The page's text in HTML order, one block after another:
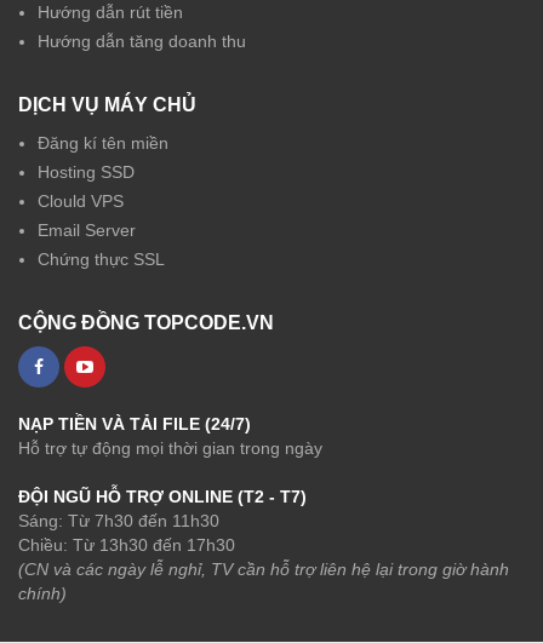
Hướng dẫn rút tiền
Hướng dẫn tăng doanh thu
DỊCH VỤ MÁY CHỦ
Đăng kí tên miền
Hosting SSD
Clould VPS
Email Server
Chứng thực SSL
CỘNG ĐỒNG TOPCODE.VN
NẠP TIỀN VÀ TẢI FILE (24/7)
Hỗ trợ tự động mọi thời gian trong ngày
ĐỘI NGŨ HỖ TRỢ ONLINE (T2 - T7)
Sáng: Từ 7h30 đến 11h30
Chiều: Từ 13h30 đến 17h30
(CN và các ngày lễ nghỉ, TV cần hỗ trợ liên hệ lại trong giờ hành
chính)